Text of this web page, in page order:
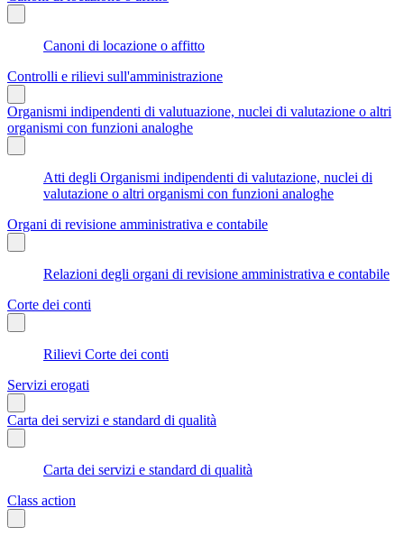
Canoni di locazione o affitto
Controlli e rilievi sull'amministrazione
Organismi indipendenti di valutuazione, nuclei di valutazione o altri
organismi con funzioni analoghe
Atti degli Organismi indipendenti di valutazione, nuclei di
valutazione o altri organismi con funzioni analoghe
Organi di revisione amministrativa e contabile
Relazioni degli organi di revisione amministrativa e contabile
Corte dei conti
Rilievi Corte dei conti
Servizi erogati
Carta dei servizi e standard di qualità
Carta dei servizi e standard di qualità
Class action